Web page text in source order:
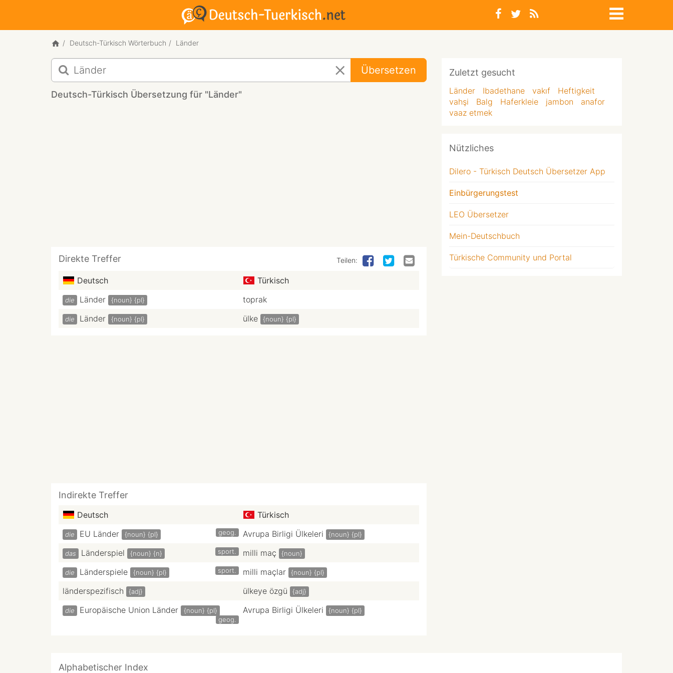
Deutsch-Türkisch Wörterbuch Länder
Deutsch-
Türkisch
Übersetzung
für
Übersetzen
Deutsch-Türkisch Übersetzung für "Länder"
Direkte Treffer Teilen:
Deutsch Türkisch
die Länder {noun} {pl} toprak
die Länder {noun} {pl} ülke {noun} {pl}
Indirekte Treffer
Deutsch Türkisch
die EU Länder {noun} {pl} geog. Avrupa Birligi Ülkeleri {noun} {pl}
das Länderspiel {noun} {n} sport. milli maç {noun}
die Länderspiele {noun} {pl} sport. milli maçlar {noun} {pl}
länderspezifisch {adj} ülkeye özgü {adj}
die Europäische Union Länder {noun} {pl}
geog.
Avrupa Birligi Ülkeleri {noun} {pl}
Zuletzt gesucht
Länder Ibadethane vakıf
Heftigkeit
vahşi
Balg Haferkleie jambon
anafor
vaaz etmek
Nützliches
Dilero - Türkisch Deutsch Übersetzer App
Einbürgerungstest
LEO Übersetzer
Mein-Deutschbuch
Türkische Community und Portal
Alphabetischer Index